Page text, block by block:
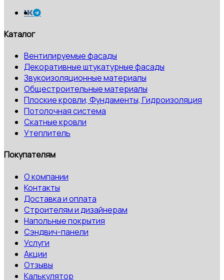
Каталог
Вентилируемые фасады
Декоративные штукатурные фасады
Звукоизоляционные материалы
Общестроительные материалы
Плоские кровли, Фундаменты, Гидроизоляция
Потолочная система
Скатные кровли
Утеплитель
Покупателям
О компании
Контакты
Доставка и оплата
Строителям и дизайнерам
Напольные покрытия
Сэндвич-панели
Услуги
Акции
Отзывы
Калькулятор